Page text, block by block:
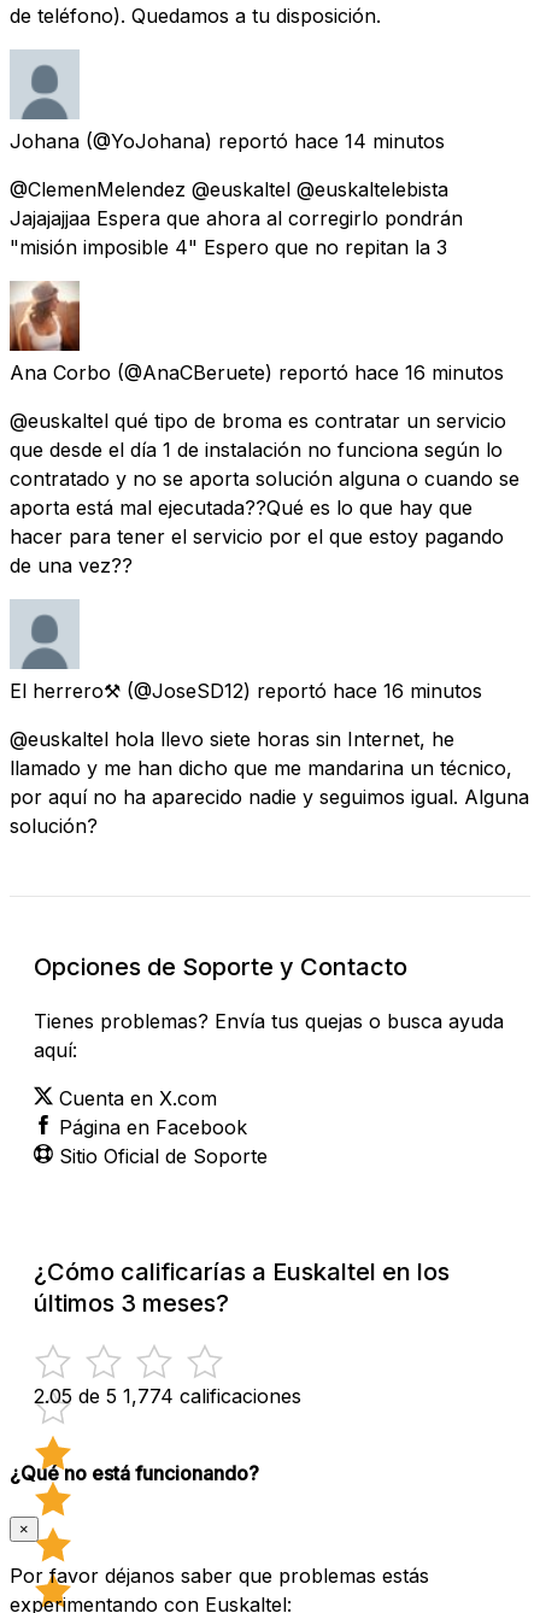
de teléfono). Quedamos a tu disposición.
Johana (@YoJohana) reportó hace 14 minutos
@ClemenMelendez @euskaltel @euskaltelebista
Jajajajjaa Espera que ahora al corregirlo pondrán
"misión imposible 4" Espero que no repitan la 3
Ana Corbo (@AnaCBeruete) reportó hace 16 minutos
@euskaltel qué tipo de broma es contratar un servicio
que desde el día 1 de instalación no funciona según lo
contratado y no se aporta solución alguna o cuando se
aporta está mal ejecutada??Qué es lo que hay que
hacer para tener el servicio por el que estoy pagando
de una vez??
El herrero⚒️ (@JoseSD12) reportó hace 16 minutos
@euskaltel hola llevo siete horas sin Internet, he
llamado y me han dicho que me mandarina un técnico,
por aquí no ha aparecido nadie y seguimos igual. Alguna
solución?
Opciones de Soporte y Contacto
Tienes problemas? Envía tus quejas o busca ayuda
aquí:
Cuenta en X.com
Página en Facebook
Sitio Oficial de Soporte
¿Cómo calificarías a Euskaltel en los
últimos 3 meses?
2.05 de 5 1,774 calificaciones
¿Qué no está funcionando?
×
Por favor déjanos saber que problemas estás
experimentando con Euskaltel: